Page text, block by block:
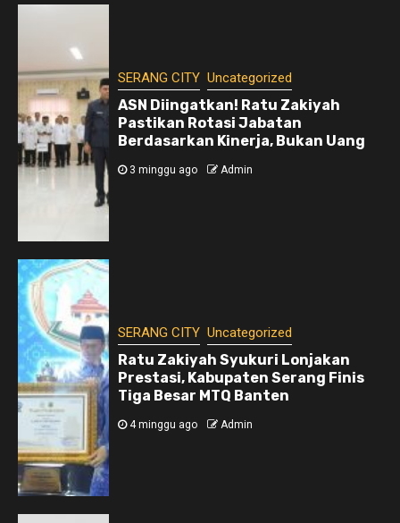
SERANG CITY Uncategorized
ASN Diingatkan! Ratu Zakiyah
Pastikan Rotasi Jabatan
Berdasarkan Kinerja, Bukan Uang
3 minggu ago Admin
SERANG CITY Uncategorized
Ratu Zakiyah Syukuri Lonjakan
Prestasi, Kabupaten Serang Finis
Tiga Besar MTQ Banten
4 minggu ago Admin